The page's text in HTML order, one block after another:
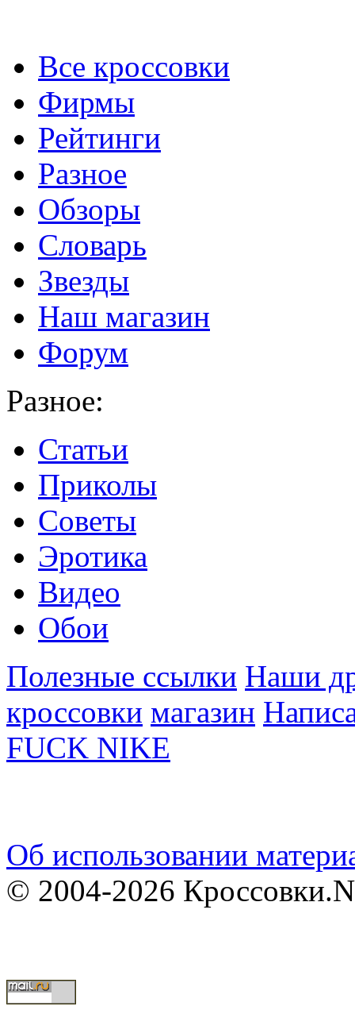
Все кроссовки
Фирмы
Рейтинги
Разное
Обзоры
Словарь
Звезды
Наш магазин
Форум
Разное:
Статьи
Приколы
Советы
Эротика
Видео
Обои
Полезные ссылки Наши
кроссовки магазин
FUCK NIKE
Об использовании
© 2004-2026